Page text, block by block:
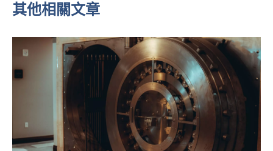
其他相關文章